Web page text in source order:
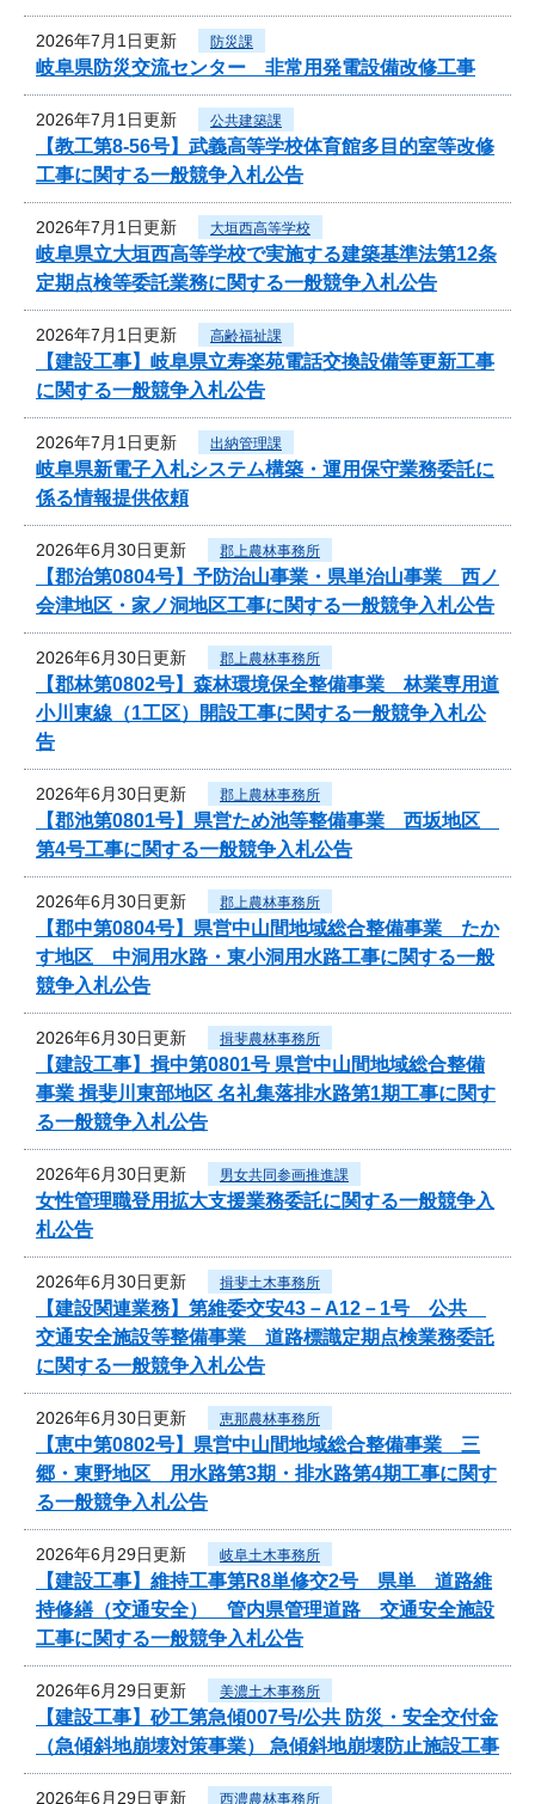
2026年7月1日更新 防災課
岐阜県防災交流センター 非常用発電設備改修工事
2026年7月1日更新 公共建築課
【教工第8-56号】武義高等学校体育館多目的室等改修
工事に関する一般競争入札公告
2026年7月1日更新 大垣西高等学校
岐阜県立大垣西高等学校で実施する建築基準法第12条
定期点検等委託業務に関する一般競争入札公告
2026年7月1日更新 高齢福祉課
【建設工事】岐阜県立寿楽苑電話交換設備等更新工事
に関する一般競争入札公告
2026年7月1日更新 出納管理課
岐阜県新電子入札システム構築・運用保守業務委託に
係る情報提供依頼
2026年6月30日更新 郡上農林事務所
【郡治第0804号】予防治山事業・県単治山事業 西ノ
会津地区・家ノ洞地区工事に関する一般競争入札公告
2026年6月30日更新 郡上農林事務所
【郡林第0802号】森林環境保全整備事業 林業専用道
小川東線（1工区）開設工事に関する一般競争入札公
告
2026年6月30日更新 郡上農林事務所
【郡池第0801号】県営ため池等整備事業 西坂地区
第4号工事に関する一般競争入札公告
2026年6月30日更新 郡上農林事務所
【郡中第0804号】県営中山間地域総合整備事業 たか
す地区 中洞用水路・東小洞用水路工事に関する一般
競争入札公告
2026年6月30日更新 揖斐農林事務所
【建設工事】揖中第0801号 県営中山間地域総合整備
事業 揖斐川東部地区 名礼集落排水路第1期工事に関す
る一般競争入札公告
2026年6月30日更新 男女共同参画推進課
女性管理職登用拡大支援業務委託に関する一般競争入
札公告
2026年6月30日更新 揖斐土木事務所
【建設関連業務】第維委交安43－A12－1号 公共
交通安全施設等整備事業 道路標識定期点検業務委託
に関する一般競争入札公告
2026年6月30日更新 恵那農林事務所
【恵中第0802号】県営中山間地域総合整備事業 三
郷・東野地区 用水路第3期・排水路第4期工事に関す
る一般競争入札公告
2026年6月29日更新 岐阜土木事務所
【建設工事】維持工事第R8単修交2号 県単 道路維
持修繕（交通安全） 管内県管理道路 交通安全施設
工事に関する一般競争入札公告
2026年6月29日更新 美濃土木事務所
【建設工事】砂工第急傾007号/公共 防災・安全交付金
（急傾斜地崩壊対策事業） 急傾斜地崩壊防止施設工事
2026年6月29日更新 西濃農林事務所